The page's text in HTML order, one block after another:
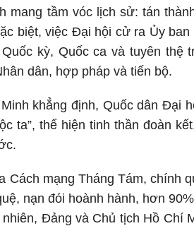
mang tầm vóc lịch sử: tán
biệt, việc Đại hội cử ra Ủy
kỳ, Quốc ca và tuyên
dân, hợp pháp và tiến bộ.
khẳng định, Quốc dân Ðại
ta”, thể hiện tinh thần đoàn
Cách mạng Tháng Tám, chính
nạn đói hoành hành, hơn
Đảng và Chủ tịch Hồ Chí